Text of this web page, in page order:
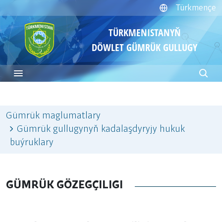
Türkmençe
TÜRKMENISTANYŇ
DÖWLET GÜMRÜK GULLUGY
Gümrük maglumatlary
Gümrük gullugynyň kadalaşdyryjy hukuk
buýruklary
GÜMRÜK GÖZEGÇILIGI